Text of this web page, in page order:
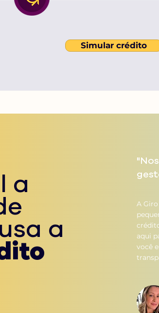
Simular crédito
a
a
A
aqui
você